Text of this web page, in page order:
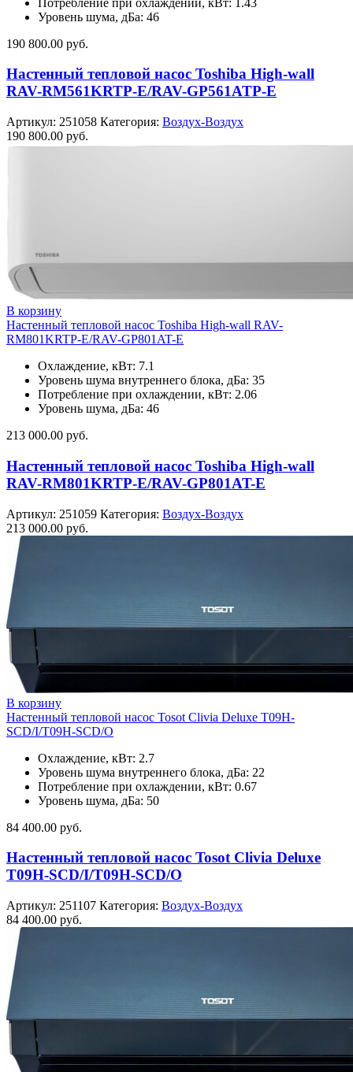
Уровень шума, дБа: 46
190 800.00 руб.
Настенный тепловой насос Toshiba High-wall
RAV-RM561KRTP-E/RAV-GP561ATP-E
Артикул: 251058 Категория: Воздух-Воздух
190 800.00 руб.
В корзину
Настенный тепловой насос Toshiba High-wall RAV-
RM801KRTP-E/RAV-GP801AT-E
Охлаждение, кВт: 7.1
Уровень шума внутреннего блока, дБа: 35
Потребление при охлаждении, кВт: 2.06
Уровень шума, дБа: 46
213 000.00 руб.
Настенный тепловой насос Toshiba High-wall
RAV-RM801KRTP-E/RAV-GP801AT-E
Артикул: 251059 Категория: Воздух-Воздух
213 000.00 руб.
В корзину
Настенный тепловой насос Tosot Clivia Deluxe T09H-
SCD/I/T09H-SCD/O
Охлаждение, кВт: 2.7
Уровень шума внутреннего блока, дБа: 22
Потребление при охлаждении, кВт: 0.67
Уровень шума, дБа: 50
84 400.00 руб.
Настенный тепловой насос Tosot Clivia Deluxe
T09H-SCD/I/T09H-SCD/O
Артикул: 251107 Категория: Воздух-Воздух
84 400.00 руб.